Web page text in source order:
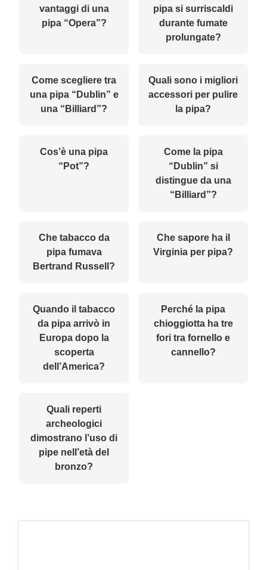
vantaggi di una
pipa “Opera”?
pipa si surriscaldi
durante fumate
prolungate?
Come scegliere tra
una pipa “Dublin” e
una “Billiard”?
Quali sono i migliori
accessori per pulire
la pipa?
Cos’è una pipa
“Pot”?
Come la pipa
“Dublin” si
distingue da una
“Billiard”?
Che tabacco da
pipa fumava
Bertrand Russell?
Che sapore ha il
Virginia per pipa?
Quando il tabacco
da pipa arrivò in
Europa dopo la
scoperta
dell’America?
Perché la pipa
chioggiotta ha tre
fori tra fornello e
cannello?
Quali reperti
archeologici
dimostrano l’uso di
pipe nell’età del
bronzo?